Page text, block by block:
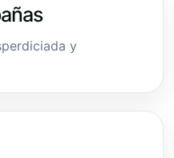
y